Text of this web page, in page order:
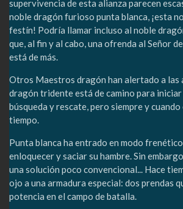
supervivencia de esta alianza parecen
noble dragón furioso punta blanca, ¡esta
festín! Podría llamar incluso al noble
que, al fin y al cabo, una ofrenda al Señor
está de más.
Otros Maestros dragón han alertado a las
dragón tridente está de camino para iniciar
búsqueda y rescate, pero siempre y
tiempo.
Punta blanca ha entrado en modo
enloquecer y saciar su hambre. Sin
una solución poco convencional... Hace
ojo a una armadura especial: dos prendas
potencia en el campo de batalla.